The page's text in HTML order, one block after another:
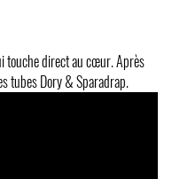
touche direct au cœur. Après
tubes Dory & Sparadrap.